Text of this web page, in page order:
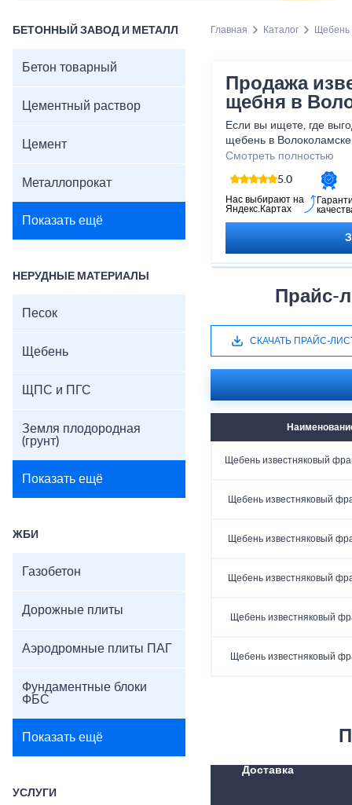
БЕТОННЫЙ ЗАВОД И МЕТАЛЛ
Бетон товарный
Цементный раствор
Цемент
Металлопрокат
Показать ещё
НЕРУДНЫЕ МАТЕРИАЛЫ
Песок
Щебень
ЩПС и ПГС
Земля плодородная
(грунт)
Показать ещё
ЖБИ
Газобетон
Дорожные плиты
Аэродромные плиты ПАГ
Фундаментные блоки
ФБС
Показать ещё
УСЛУГИ
Главная Каталог Щебень
Продажа
щебня в
Если вы ищете, где
щебень в
поставщика нерудных
компанию Монолит.
Мы реализуем щебень
известняковый
розницу напрямую из
менеджер, который
поможет с расчетом
В нашем прайс-листе
виды щебня различных
Смотреть полностью
5.0
Нас выбирают на
Яндекс.Картах
Прайс-
СКАЧАТЬ ПРАЙС-
Щебень известняковый
Щебень известняковый
Щебень известняковый
Щебень известняковый
Щебень известняковый
Щебень известняковый
Доставка